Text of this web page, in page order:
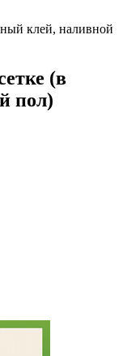
клей, наливной
(в
пол)